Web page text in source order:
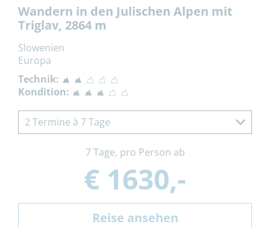
Wandern in den Julischen Alpen mit
Triglav, 2864 m
Slowenien
Europa
Technik:
Kondition:
2 Termine à 7 Tage
7 Tage, pro Person ab
€ 1630,-
Reise ansehen